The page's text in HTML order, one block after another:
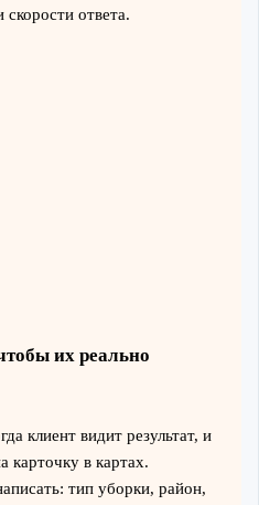
ответа.
их реально
клиент видит результат, и
карточку в картах.
тип уборки, район,